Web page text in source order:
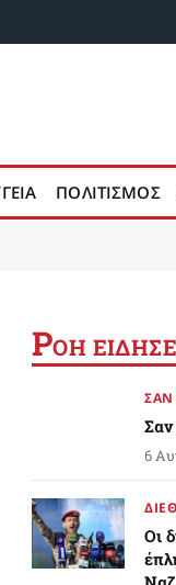
ΠΟΛΙΤΙΣΜΟΣ
ΡΟΗ
6
Οι